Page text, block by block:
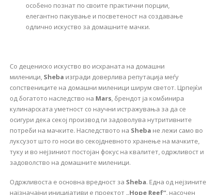
особено познат по своите практични порции,
елегантно пакување и посветеност на создавање
одлично искуство за домашните мачки.
Со децениско искуство во исхраната на домашни
миленици, Sheba изгради доверлива репутација меѓу
сопствениците на домашни миленици ширум светот. Црпејќи
од богатото наследство на Mars , брендот ја комбинира
кулинарската уметност со научни истражувања за да се
осигури дека секој производ ги задоволува нутритивните
потреби на мачките. Наследството на Sheba не лежи само во
луксузот што го носи во секојдневното хранење на мачките,
туку и во нејзиниот постојан фокус на квалитет, одржливост и
задоволство на домашните миленици.
Одржливоста е основна вредност за Sheba. Една од нејзините
најзначајни иницијативи е проектот „Hope Reef“, насочен